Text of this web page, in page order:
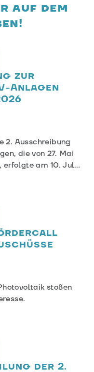
auf dem
zur
Anlagen
2. Ausschreibung
die von 27. Mai
erfolgte am 10. Juli
stoßen
der 2.